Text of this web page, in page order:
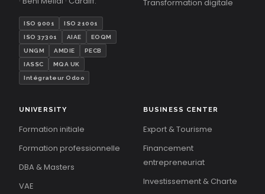
ISO 9001 ISO 21001
ISO 37301 AIAE EOQM
UNGM AMDIE PECB
IASSC MQA UK
Intégrateur Odoo
Transformation digitale
UNIVERSITY
Formation initiale
Formation professionnelle
DBA & Masters
VAE
BUSINESS CENTER
Export & Tourisme
Financement
entrepreneuriat
Investissement & Charte